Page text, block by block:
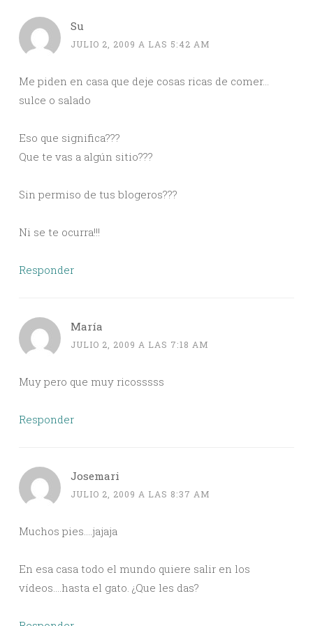
Su
JULIO 2, 2009 A LAS 5:42 AM
Me piden en casa que deje cosas ricas de comer…
sulce o salado
Eso que significa???
Que te vas a algún sitio???
Sin permiso de tus blogeros???
Ni se te ocurra!!!
Responder
María
JULIO 2, 2009 A LAS 7:18 AM
Muy pero que muy ricosssss
Responder
Josemari
JULIO 2, 2009 A LAS 8:37 AM
Muchos pies….jajaja
En esa casa todo el mundo quiere salir en los
vídeos….hasta el gato. ¿Que les das?